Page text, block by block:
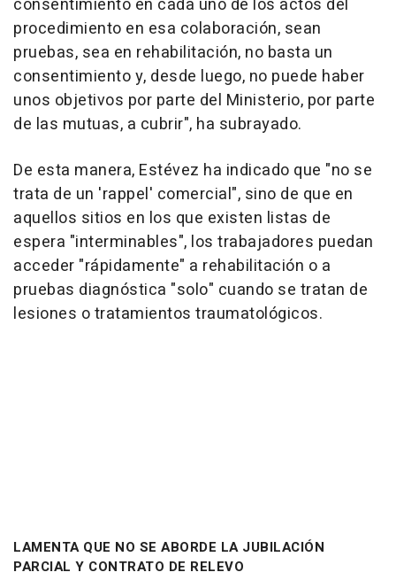
procedimiento en esa colaboración, sean
pruebas, sea en rehabilitación, no basta un
consentimiento y, desde luego, no puede haber
unos objetivos por parte del Ministerio, por parte
de las mutuas, a cubrir", ha subrayado.
De esta manera, Estévez ha indicado que "no se
trata de un 'rappel' comercial", sino de que en
aquellos sitios en los que existen listas de
espera "interminables", los trabajadores puedan
acceder "rápidamente" a rehabilitación o a
pruebas diagnóstica "solo" cuando se tratan de
lesiones o tratamientos traumatológicos.
LAMENTA QUE NO SE ABORDE LA JUBILACIÓN
PARCIAL Y CONTRATO DE RELEVO